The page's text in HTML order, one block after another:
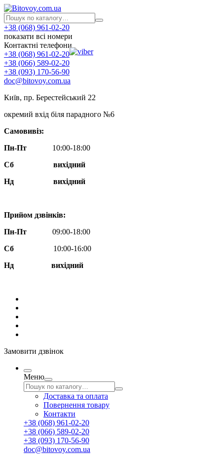
+38 (068) 961-02-20
показати всі номери
Контактні телефони
+38 (068) 961-02-20
+38 (066) 589-02-20
+38 (093) 170-56-90
doc@bitovoy.com.ua
Київ, пр. Берестейський 22
окремий вхід біля парадного №6
Самовивіз:
Пн-Пт
10:00-18:00
Сб
вихідний
Нд
вихідний
Прийом дзвінків:
Пн-Пт
09:00-18:00
Сб
10:00-16:00
Нд вихідний
Замовити дзвінок
Меню
Доставка та оплата
Повернення товару
Контакти
+38 (068) 961-02-20
+38 (066) 589-02-20
+38 (093) 170-56-90
doc@bitovoy.com.ua